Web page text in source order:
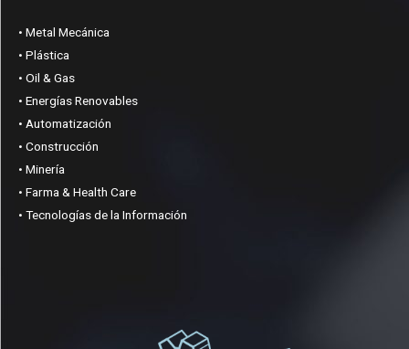
• Metal Mecánica
• Plástica
• Oil & Gas
• Energías Renovables
• Automatización
• Construcción
• Minería
• Farma & Health Care
• Tecnologías de la Información